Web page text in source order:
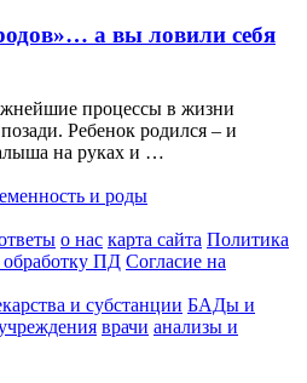
а вы ловили себя
процессы в жизни
Ребенок родился – и
на руках и …
и роды
о нас карта сайта Политика
обработку ПД Согласие на
и субстанции БАДы и
врачи анализы и